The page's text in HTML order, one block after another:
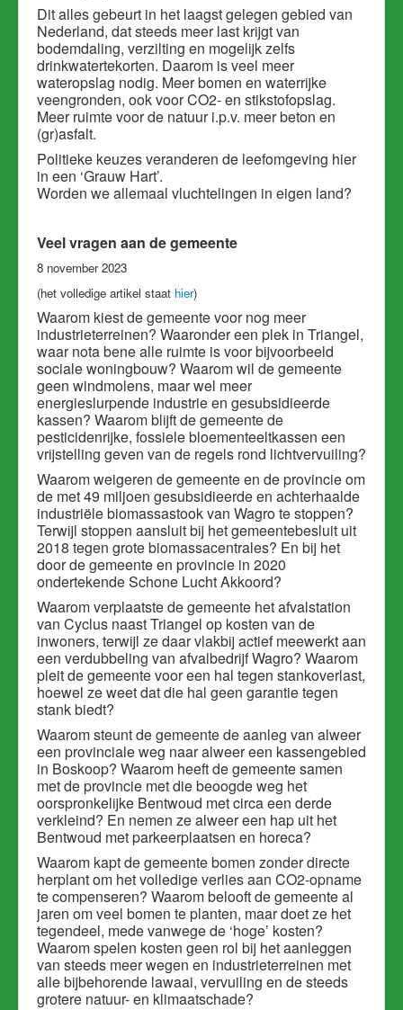
Dit alles gebeurt in het laagst gelegen gebied van
Nederland, dat steeds meer last krijgt van
bodemdaling, verzilting en mogelijk zelfs
drinkwatertekorten. Daarom is veel meer
wateropslag nodig. Meer bomen en waterrijke
veengronden, ook voor CO2- en stikstofopslag.
Meer ruimte voor de natuur i.p.v. meer beton en
(gr)asfalt.
Politieke keuzes veranderen de leefomgeving hier
in een ‘Grauw Hart’.
Worden we allemaal vluchtelingen in eigen land?
Veel vragen aan de gemeente
8 november 2023
(het volledige artikel staat hier)
Waarom kiest de gemeente voor nog meer
industrieterreinen? Waaronder een plek in Triangel,
waar nota bene alle ruimte is voor bijvoorbeeld
sociale woningbouw? Waarom wil de gemeente
geen windmolens, maar wel meer
energieslurpende industrie en gesubsidieerde
kassen? Waarom blijft de gemeente de
pesticidenrijke, fossiele bloementeeltkassen een
vrijstelling geven van de regels rond lichtvervuiling?
Waarom weigeren de gemeente en de provincie om
de met 49 miljoen gesubsidieerde en achterhaalde
industriële biomassastook van Wagro te stoppen?
Terwijl stoppen aansluit bij het gemeentebesluit uit
2018 tegen grote biomassacentrales? En bij het
door de gemeente en provincie in 2020
ondertekende Schone Lucht Akkoord?
Waarom verplaatste de gemeente het afvalstation
van Cyclus naast Triangel op kosten van de
inwoners, terwijl ze daar vlakbij actief meewerkt aan
een verdubbeling van afvalbedrijf Wagro? Waarom
pleit de gemeente voor een hal tegen stankoverlast,
hoewel ze weet dat die hal geen garantie tegen
stank biedt?
Waarom steunt de gemeente de aanleg van alweer
een provinciale weg naar alweer een kassengebied
in Boskoop? Waarom heeft de gemeente samen
met de provincie met die beoogde weg het
oorspronkelijke Bentwoud met circa een derde
verkleind? En nemen ze alweer een hap uit het
Bentwoud met parkeerplaatsen en horeca?
Waarom kapt de gemeente bomen zonder directe
herplant om het volledige verlies aan CO2-opname
te compenseren? Waarom belooft de gemeente al
jaren om veel bomen te planten, maar doet ze het
tegendeel, mede vanwege de ‘hoge’ kosten?
Waarom spelen kosten geen rol bij het aanleggen
van steeds meer wegen en industrieterreinen met
alle bijbehorende lawaai, vervuiling en de steeds
grotere natuur- en klimaatschade?